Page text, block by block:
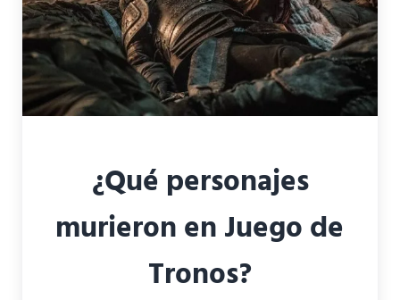
¿Qué personajes
murieron en Juego de
Tronos?